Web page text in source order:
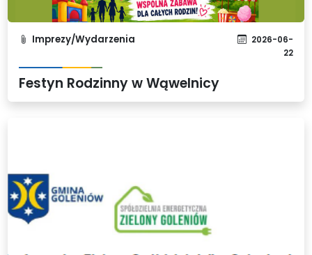
Imprezy/Wydarzenia
2026-06-
22
Festyn Rodzinny w Wąwelnicy